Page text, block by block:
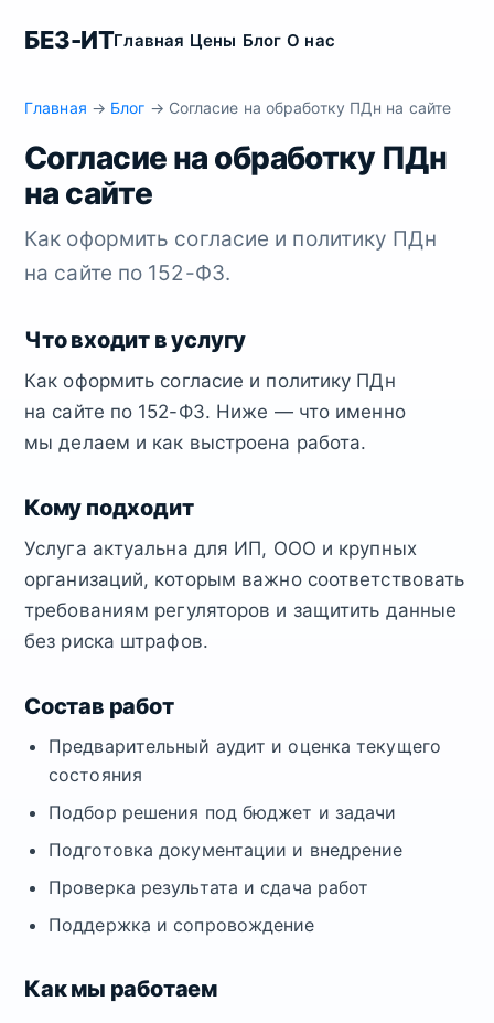
БЕЗ-ИТГлавная Цены Блог О нас
Главная → Блог → Согласие на обработку ПДн на сайте
Согласие на обработку ПДн
на сайте
Как оформить согласие и политику ПДн
на сайте по 152-ФЗ.
Что входит в услугу
Как оформить согласие и политику ПДн
на сайте по 152-ФЗ. Ниже — что именно
мы делаем и как выстроена работа.
Кому подходит
Услуга актуальна для ИП, ООО и крупных
организаций, которым важно соответствовать
требованиям регуляторов и защитить данные
без риска штрафов.
Состав работ
Предварительный аудит и оценка текущего
состояния
Подбор решения под бюджет и задачи
Подготовка документации и внедрение
Проверка результата и сдача работ
Поддержка и сопровождение
Как мы работаем